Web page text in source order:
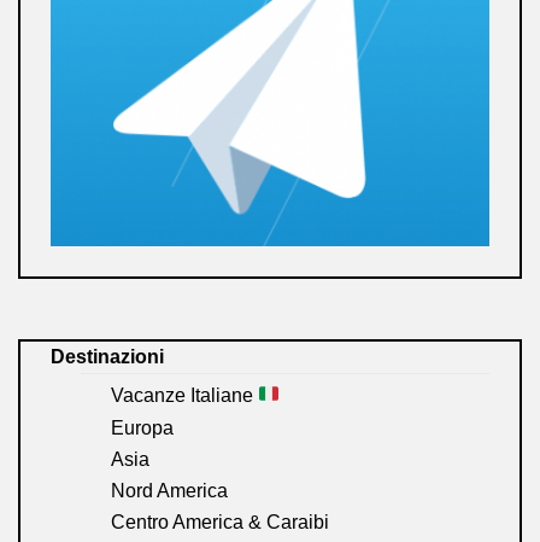
Destinazioni
Vacanze Italiane
Europa
Asia
Nord America
Centro America & Caraibi